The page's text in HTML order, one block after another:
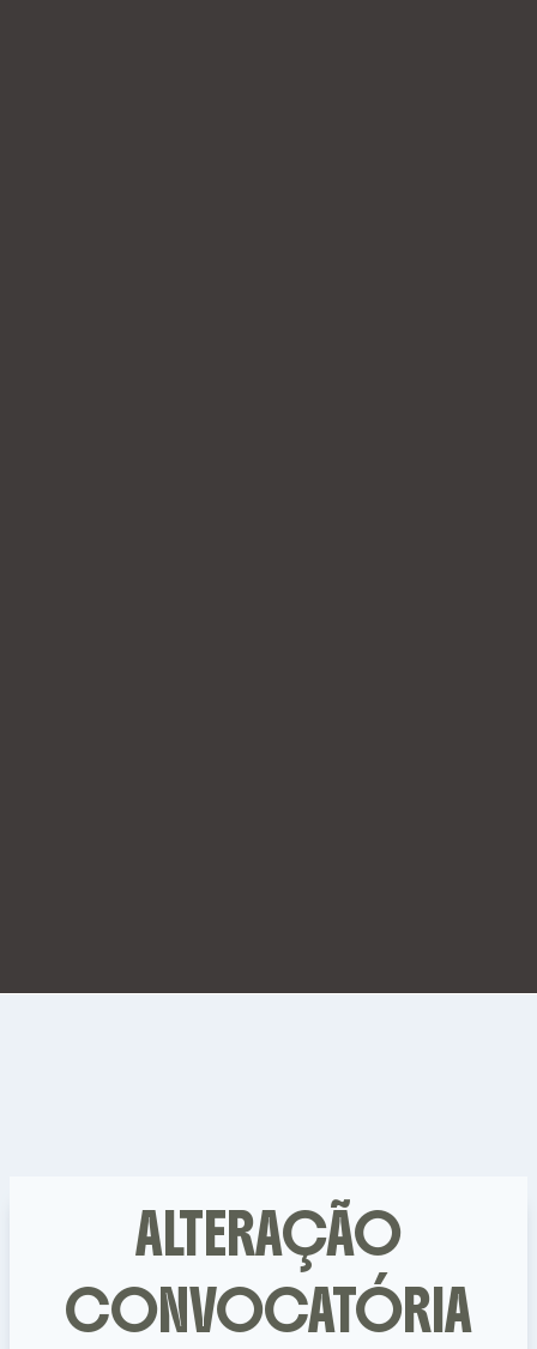
ALTERAÇÃO
CONVOCATÓRIA